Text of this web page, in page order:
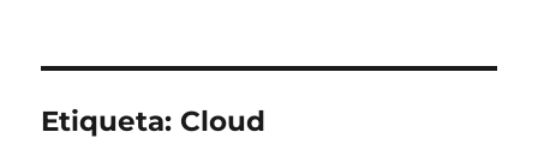
Etiqueta: Cloud